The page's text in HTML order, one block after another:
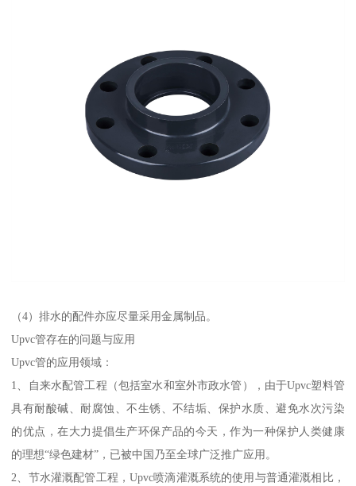
（4）排水的配件亦应尽量采用金属制品。
Upvc管存在的问题与应用
Upvc管的应用领域：
1、自来水配管工程（包括室水和室外市政水管），由于Upvc塑料管
具有耐酸碱、耐腐蚀、不生锈、不结垢、保护水质、避免水次污染
的优点，在大力提倡生产环保产品的今天，作为一种保护人类健康
的理想“绿色建材”，已被中国乃至全球广泛推广应用。
2、节水灌溉配管工程，Upvc喷滴灌溉系统的使用与普通灌溉相比，